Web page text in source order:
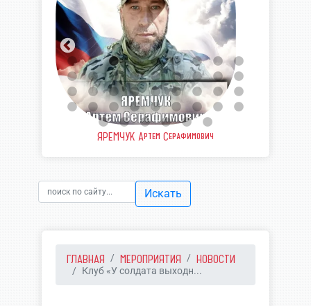
ЯРЕМЧУК Артем Серафимович
Искать
ГЛАВНАЯ МЕРОПРИЯТИЯ НОВОСТИ
Клуб «У солдата выходн...